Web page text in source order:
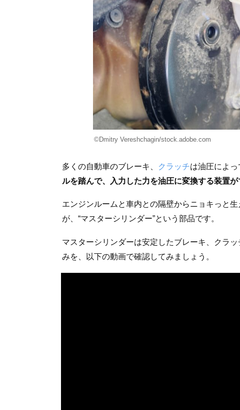
©Dmitry Vereshchagin/stock.adobe.com
多くの自動車のブレーキ、 クラッチは油圧によっ
ルを踏んで、入力した力を油圧に変換する装置が
エンジンルームと車内との隔壁からニョキっと
が、“マスターシリンダー”という部品です。
マスターシリンダーは安定したブレーキ、クラ
みを、以下の動画で確認してみましょう。